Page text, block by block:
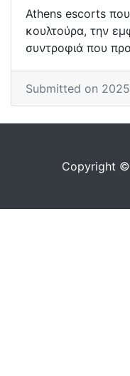
Athens escorts
κουλτούρα, την
συντροφιά που
Submitted on
Copyright